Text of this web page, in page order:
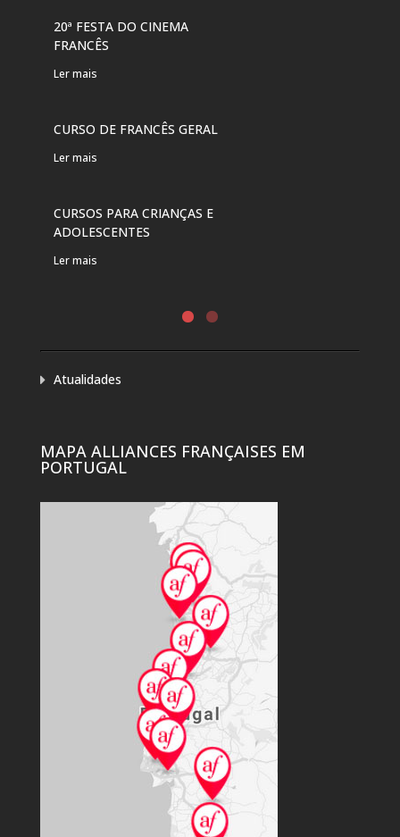
20ª FESTA DO CINEMA
FRANCÊS
Ler mais
CURSO DE FRANCÊS GERAL
Ler mais
CURSOS PARA CRIANÇAS E
ADOLESCENTES
Ler mais
Atualidades
MAPA ALLIANCES FRANÇAISES EM
PORTUGAL